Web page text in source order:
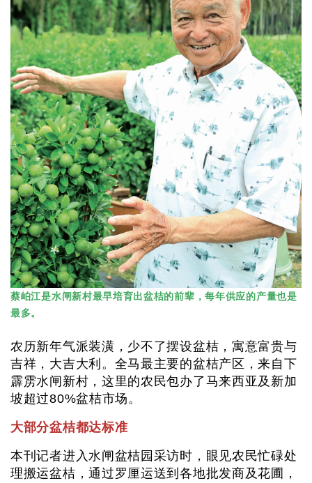
蔡岶江是水闸新村最早培育出盆桔的前辈，每年供应的产量也是
最多。
农历新年气派装潢，少不了摆设盆桔，寓意富贵与
吉祥，大吉大利。全马最主要的盆桔产区，来自下
霹雳水闸新村，这里的农民包办了马来西亚及新加
坡超过80%盆桔市场。
大部分盆桔都达标准
本刊记者进入水闸盆桔园采访时，眼见农民忙碌处
理搬运盆桔，通过罗厘运送到各地批发商及花圃，